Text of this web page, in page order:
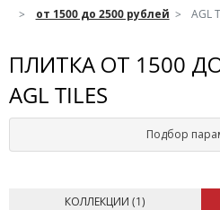
от 1500 до 2500 рублей
AGL
ПЛИТКА ОТ 1500
AGL TILES
Подбор
КОЛЛЕКЦИИ (1)